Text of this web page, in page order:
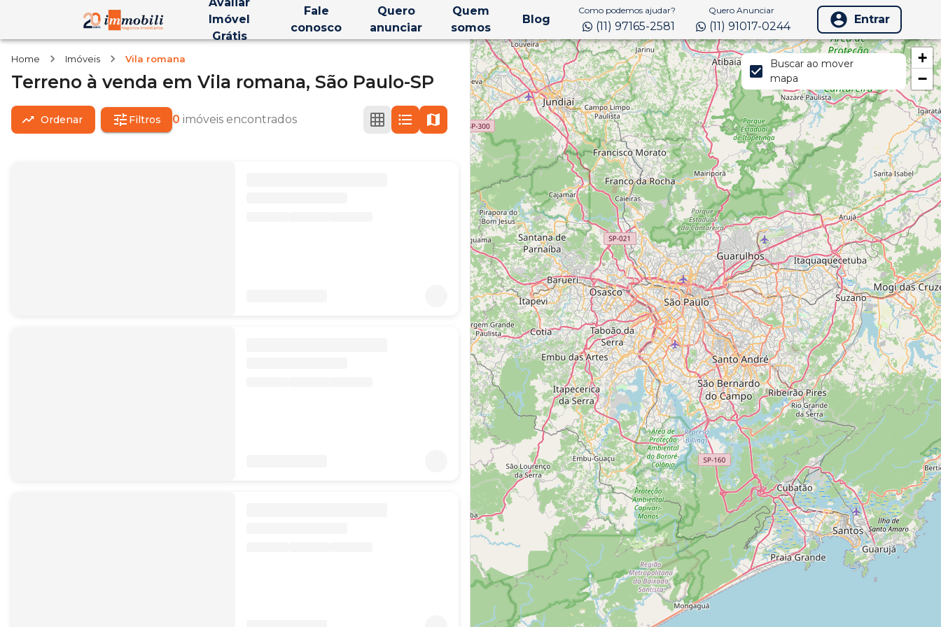
Imóvel
Grátis
Fale
conosco
Quero
anunciar
Quem
somos
Blog
Como podemos ajudar?
(11) 97165-2581
Quero Anunciar
(11) 91017-0244 Entrar
Home Imóveis Vila romana
Terreno à venda em Vila romana, São Paulo-SP
Ordenar Filtros 0 imóveis encontrados
+
−
Buscar ao mover
mapa